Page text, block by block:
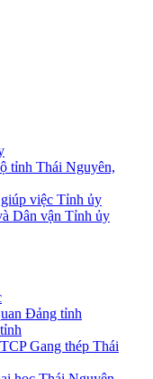
tỉnh Thái Nguyên,
việc Tỉnh ủy
Dân vận Tỉnh ủy
Đảng tỉnh
Gang thép Thái